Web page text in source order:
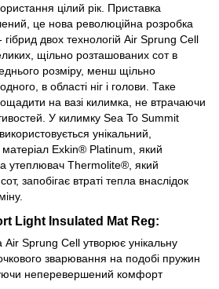
цілий рік. Приставка
це нова революційна розробка
двох технологій Air Sprung Cell
щільно розташованих сот в
розміру, менш щільно
в області ніг і голови. Таке
на вазі килимка, не втрачаючи
У килимку Sea To Summit
унікальний,
Exkin® Platinum, який
а утеплювач Thermolite®, який
запобігає втраті тепла внаслідок
Light Insulated Mat Reg:
Sprung Cell утворює унікальну
зварювання на подобі пружин
неперевершений комфорт